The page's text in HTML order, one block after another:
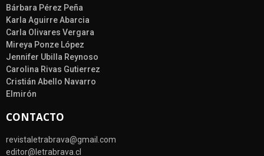
Bárbara Pérez Peña
Karla Aguirre Abarcia
Carla Olivares Vergara
Mireya Ponze López
Jennifer Ubilla Reynoso
Carolina Rivas Gutierrez
Cristián Abello Navarro
Elmirón
CONTACTO
revistaletrabrava@gmail.com
editor@letrabrava.cl